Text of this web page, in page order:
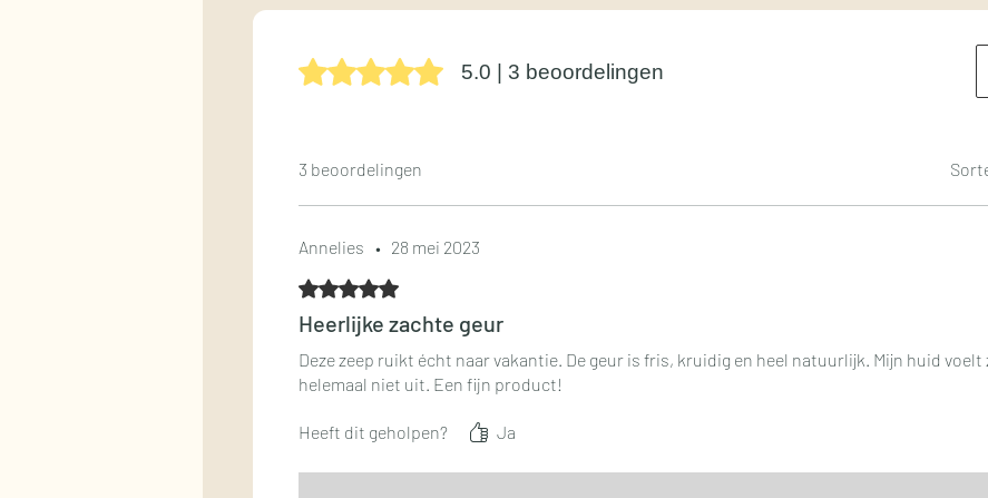
Beoordeeld met 5 uit 5 sterren.5.0 | 3 beoordelingen
3 beoordelingen
Annelies • 28 mei 2023
Beoordeeld met 5 uit 5 sterren.
Heerlijke zachte geur
Deze zeep ruikt écht naar vakantie. De geur is fris, kruidig en heel natuurlijk. Mijn huid
helemaal niet uit. Een fijn product!
Heeft dit geholpen? Ja